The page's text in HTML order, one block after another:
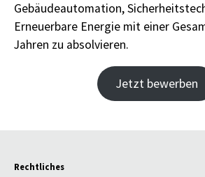
Gebäudeautomation,
Erneuerbare Energie mit einer
Jahren zu absolvieren.
Jetzt bewerben
Rechtliches